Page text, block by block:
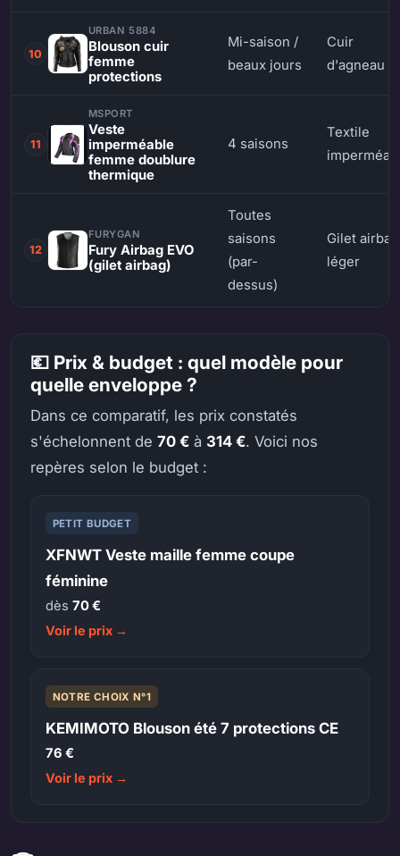
10
URBAN 5884
Blouson cuir
femme
protections
Mi-saison /
beaux jours
Cuir
d'agneau
11
MSPORT
Veste
imperméable
femme doublure
thermique
4 saisons
Textile
12
FURYGAN
Fury Airbag EVO
(gilet airbag)
Toutes
saisons
(par-
dessus)
Gilet airbag
léger
💶 Prix & budget : quel modèle pour
quelle enveloppe ?
Dans ce comparatif, les prix constatés
s'échelonnent de 70 €à 314 €. Voici nos
repères selon le budget :
PETIT BUDGET
XFNWT Veste maille femme coupe
féminine
dès 70 €
Voir le prix →
NOTRE CHOIX N°1
KEMIMOTO Blouson été 7 protections CE
76 €
Voir le prix →